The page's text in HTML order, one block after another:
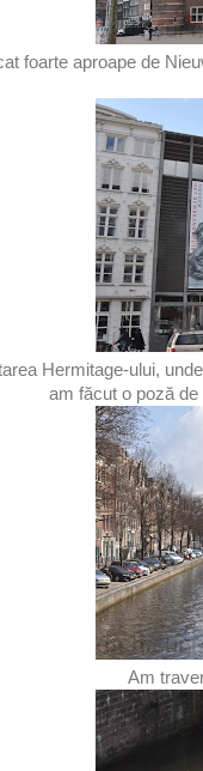
foarte aproape de
Hermitage-ului,
am făcut o poză
Am